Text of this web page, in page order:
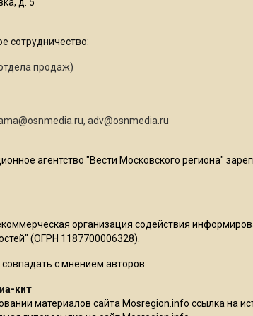
сотрудничество:
продаж)
, adv@osnmedia.ru
агентство "Вести Московского региона"
организация содействия
(ОГРН 1187700006328).
с мнением авторов.
кит
материалов сайта Mosregion.info ссылка на